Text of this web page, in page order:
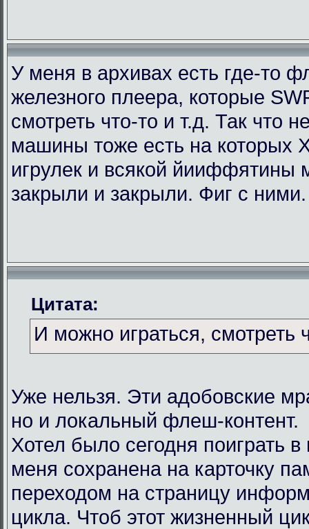
У меня в архивах есть где-то
железного плеера, которые
смотреть что-то и т.д. Так что
машины тоже есть на которых
игрулек и всякой
закрыли и закрыли. Фиг с ними.
Цитата:
И можно играться, смотреть
Уже нельзя. Эти адобовские
но и локальный флеш-контент.
Хотел было сегодня поиграть
меня сохранена на карточку
переходом на страницу
цикла. Чтоб этот жизненный